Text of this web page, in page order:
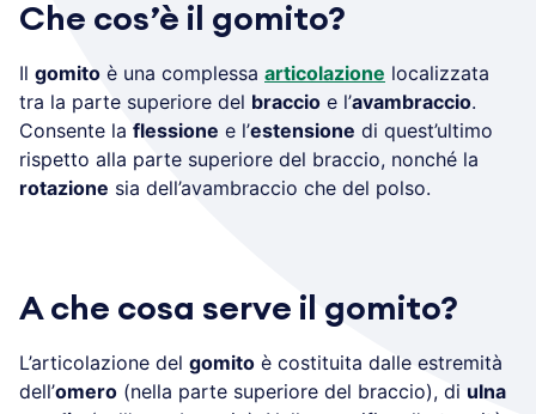
Che cos’è il gomito?
Il gomito è una complessa articolazione localizzata
tra la parte superiore del braccio e l’avambraccio.
Consente la flessione e l’estensione di quest’ultimo
rispetto alla parte superiore del braccio, nonché la
rotazione sia dell’avambraccio che del polso.
A che cosa serve il gomito?
L’articolazione del gomito è costituita dalle estremità
dell’omero (nella parte superiore del braccio), di ulna